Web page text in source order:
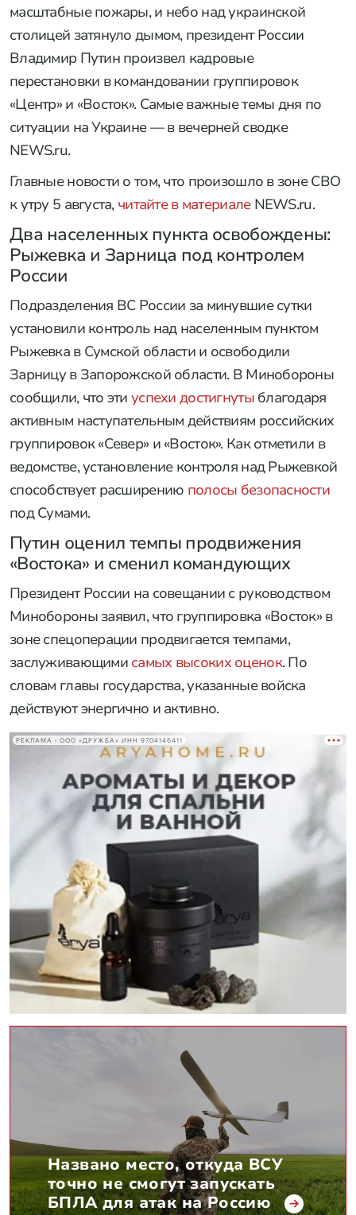
масштабные пожары, и небо над украинской
столицей затянуло дымом, президент России
Владимир Путин произвел кадровые
перестановки в командовании группировок
«Центр» и «Восток». Самые важные темы дня по
ситуации на Украине — в вечерней сводке
NEWS.ru.
Главные новости о том, что произошло в зоне СВО
к утру 5 августа, читайте в материалеNEWS.ru.
Два населенных пункта освобождены:
Рыжевка и Зарница под контролем
России
Подразделения ВС России за минувшие сутки
установили контроль над населенным пунктом
Рыжевка в Сумской области и освободили
Зарницу в Запорожской области. В Минобороны
сообщили, что этиуспехи достигнутыблагодаря
активным наступательным действиям российских
группировок «Север» и «Восток». Как отметили в
ведомстве, установление контроля над Рыжевкой
способствует расширению полосы безопасности
под Сумами.
Путин оценил темпы продвижения
«Востока» и сменил командующих
Президент России на совещании с руководством
Минобороны заявил, что группировка «Восток» в
зоне спецоперации продвигается темпами,
заслуживающими самых высоких оценок. По
словам главы государства, указанные войска
действуют энергично и активно.
РЕКЛАМА • ООО «ДРУЖБА» ИНН 9704146411
Названо место, откуда ВСУ
точно не смогут запускать
БПЛА для атак на Россию